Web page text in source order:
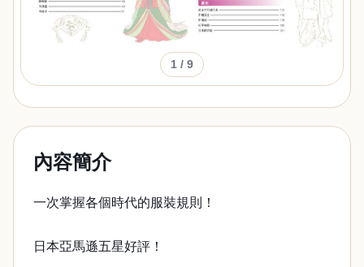
1 / 9
內容簡介
一次掌握各個時代的服裝規則！
日本亞馬遜五星好評！